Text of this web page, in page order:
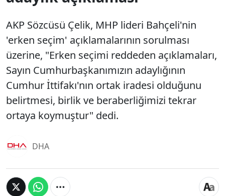
AKP Sözcüsü Çelik, MHP lideri Bahçeli'nin
'erken seçim' açıklamalarının sorulması
üzerine, "Erken seçimi reddeden açıklamaları,
Sayın Cumhurbaşkanımızın adaylığının
Cumhur İttifakı'nın ortak iradesi olduğunu
belirtmesi, birlik ve beraberliğimizi tekrar
ortaya koymuştur" dedi.
DHA